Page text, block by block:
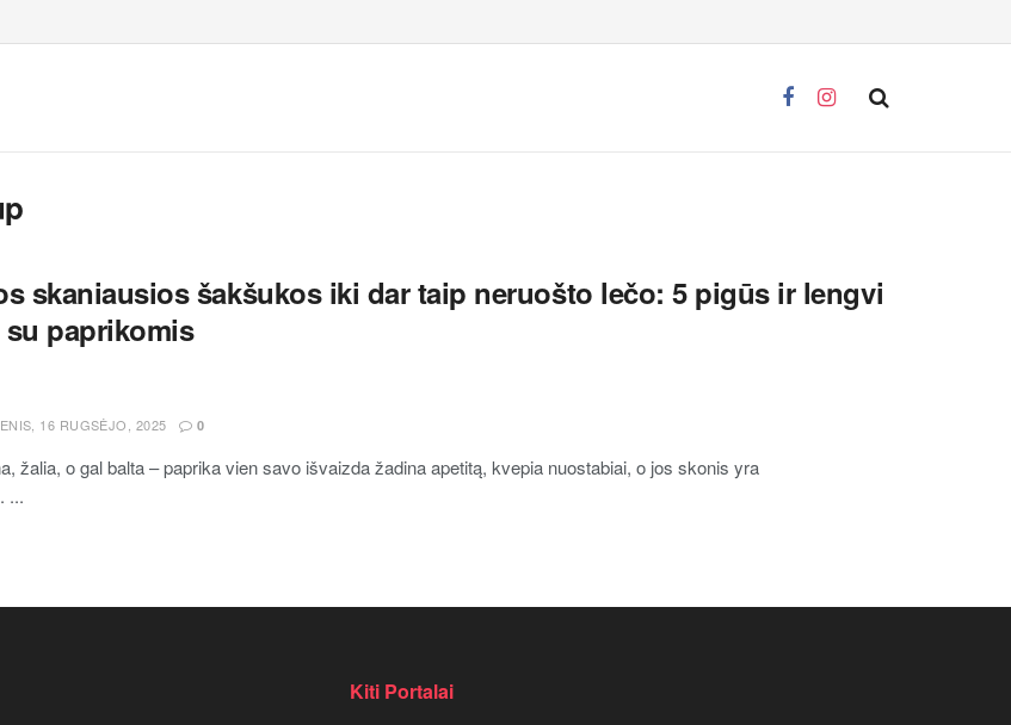
skaniausios šakšukos iki dar taip neruošto lečo: 5 pigūs ir lengvi
paprikomis
16 RUGSĖJO, 2025 0
žalia, o gal balta – paprika vien savo išvaizda žadina apetitą, kvepia nuostabiai, o jos skonis yra
...
Kiti Portalai